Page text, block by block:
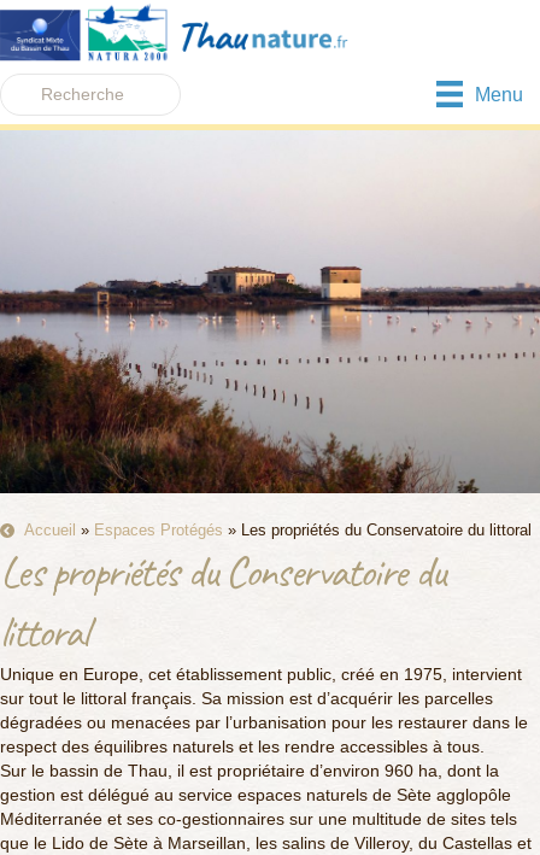
Menu
Accueil » Espaces Protégés » Les propriétés du Conservatoire du littoral
Les propriétés du Conservatoire du
littoral
Unique en Europe, cet établissement public, créé en 1975, intervient
sur tout le littoral français. Sa mission est d’acquérir les parcelles
dégradées ou menacées par l’urbanisation pour les restaurer dans le
respect des équilibres naturels et les rendre accessibles à tous.
Sur le bassin de Thau, il est propriétaire d’environ 960 ha, dont la
gestion est délégué au service espaces naturels de Sète agglopôle
Méditerranée et ses co-gestionnaires sur une multitude de sites tels
que le Lido de Sète à Marseillan, les salins de Villeroy, du Castellas et